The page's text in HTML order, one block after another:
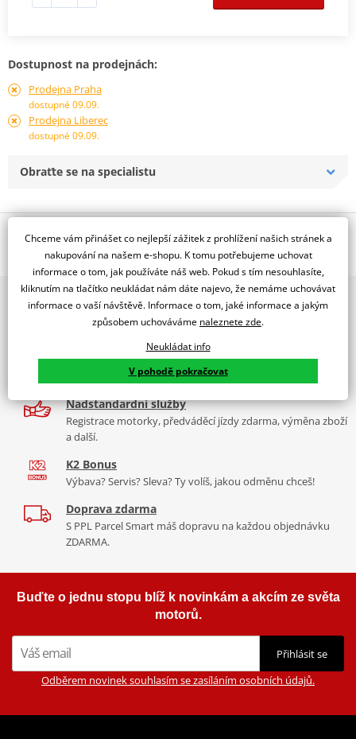
Dostupnost na prodejnách:
Prodejna Praha
dostupné 09.09.
Prodejna Liberec
dostupné 09.09.
Obraťte se na specialistu
Popis a parametry
Jsme autorizovaný
dealer značky NG
Plovoucí, D305, d64 t5,0, vlnitý design
2x multibrand showroom
9 značek motocyklů, servis, oblečení, doplňky i náhradní
díly, to vše v Praze a Liberci
Více než 30 let zkušeností
Za řídítky motorek, v servisu i prodeji moto vybavení
Nadstandardní služby
Registrace motorky, předváděcí jízdy zdarma, výměna zboží
a další.
K2 Bonus
Výbava? Servis? Sleva? Ty volíš, jakou odměnu chceš!
Doprava zdarma
S PPL Parcel Smart máš dopravu na každou objednávku
ZDARMA.
Buďte o jednu stopu blíž k novinkám a akcím ze světa
motorů.
Přihlásit se
Odběrem novinek souhlasím se zasíláním osobních údajů.
Chceme vám přinášet co nejlepší zážitek z prohlížení našich stránek a
nakupování na našem e-shopu. K tomu potřebujeme uchovat
informace o tom, jak používáte náš web. Pokud s tím nesouhlasíte,
kliknutím na tlačítko neukládat nám dáte najevo, že nemáme uchovávat
informace o vaší návštěvě. Informace o tom, jaké informace a jakým
způsobem uchováváme naleznete zde.
Neukládat info
V pohodě pokračovat